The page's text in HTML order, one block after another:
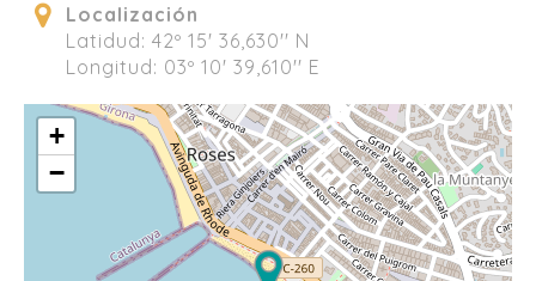
Localización
Latidud: 42º 15' 36,630'' N
Longitud: 03º 10' 39,610'' E
+
−